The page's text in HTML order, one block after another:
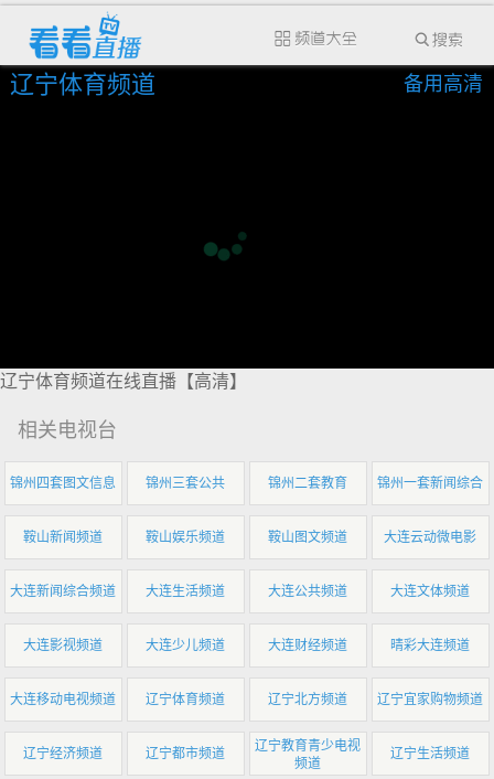
辽宁体育频道 备用高清
辽宁体育频道在线直播【高清】
相关电视台
锦州四套图文信息 锦州三套公共 锦州二套教育 锦州一套新闻综合
鞍山新闻频道 鞍山娱乐频道 鞍山图文频道 大连云动微电影
大连新闻综合频道 大连生活频道 大连公共频道 大连文体频道
大连影视频道 大连少儿频道 大连财经频道 晴彩大连频道
大连移动电视频道 辽宁体育频道 辽宁北方频道 辽宁宜家购物频道
辽宁经济频道 辽宁都市频道
辽宁教育青少电视
频道
辽宁生活频道